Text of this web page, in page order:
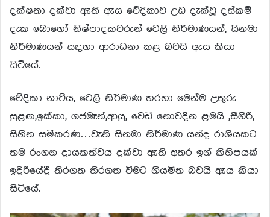
දක්ෂතා දක්වා ඇති ඇය වේදිකාව උඩ දැක්වූ දස්කම්
දැක බොහෝ නිෂ්පාදකවරුන් ටෙලි නිර්මාණයන්, සිනමා
නිර්මාණයන් සඳහා ආරාධනා කළ බවයි ඇය කියා
සිටියේ.
වේදිකා නාට්ය, ටෙලි නිර්මාණ හරහා මෙන්ම උතුරු
සුළඟ,ඉක්කා, ගජමෑන්,ආයු, වෙඩි නොවදින ළමයි ,සීගිරි,
සිහින සමීකරණ…වැනි සිනමා නිර්මාණ යන්ද රාශියකට
තම රංගන දායකත්වය දක්වා ඇති අතර ඉන් කිහිපයක්
ඉදිරියේදී තිරගත තිරගත වීමට නියමිත බවයි ඇය කියා
සිටියේ.